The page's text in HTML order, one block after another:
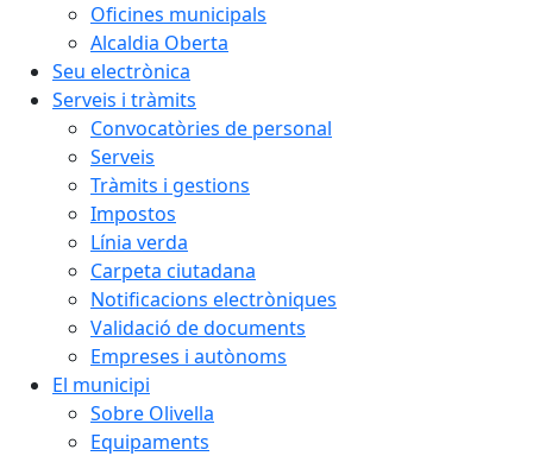
Oficines municipals
Alcaldia Oberta
Seu electrònica
Serveis i tràmits
Convocatòries de personal
Serveis
Tràmits i gestions
Impostos
Línia verda
Carpeta ciutadana
Notificacions electròniques
Validació de documents
Empreses i autònoms
El municipi
Sobre Olivella
Equipaments